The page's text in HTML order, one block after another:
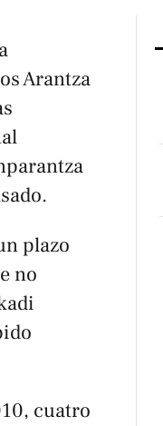
Arantza
plazo
no
cuatro